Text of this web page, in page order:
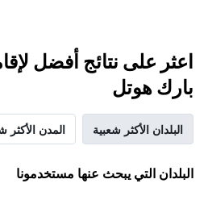
اعثر على نتائج أفضل
بارك هوتل
البلدان الأكثر شعبية المدن الأكثر
البلدان التي يبحث عنها مستخدمونا